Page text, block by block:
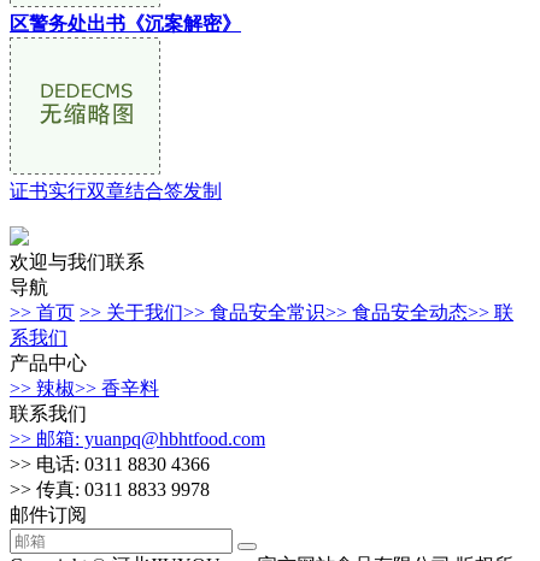
区警务处出书《沉案解密》
证书实行双章结合签发制
欢迎与我们联系
导航
>> 首页 >> 关于我们>> 食品安全常识>> 食品安全动态>> 联
系我们
产品中心
>> 辣椒>> 香辛料
联系我们
>> 邮箱: yuanpq@hbhtfood.com
>> 电话: 0311 8830 4366
>> 传真: 0311 8833 9978
邮件订阅